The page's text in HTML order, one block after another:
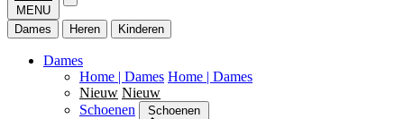
MENU
Dames
Heren Kinderen
Dames
Home | Dames Home | Dames
Nieuw Nieuw
Schoenen
Schoenen